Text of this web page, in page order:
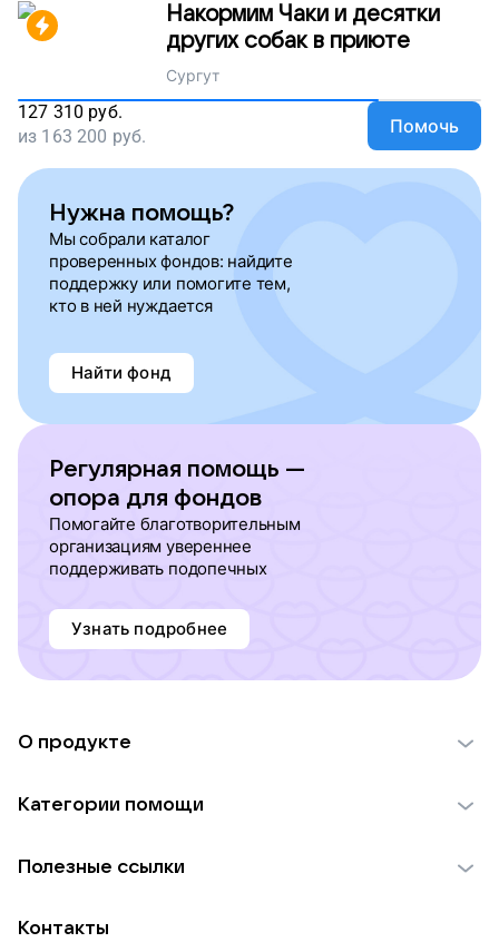
Накормим Чаки и десятки
других собак в приюте
Сургут
127 310 руб.
из 163 200 руб. Помочь
Нужна помощь?
Мы собрали каталог
проверенных фондов: найдите
поддержку или помогите тем,
кто в ней нуждается
Найти фонд
Регулярная помощь —
опора для фондов
Помогайте благотворительным
организациям увереннее
поддерживать подопечных
Узнать подробнее
О продукте
Использование материалов
Для НКО
Категории помощи
Пожилым
Полезные ссылки
Контакты